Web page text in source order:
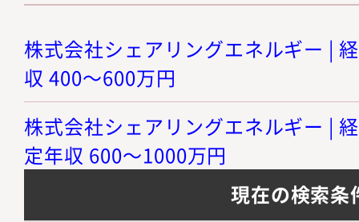
株式会社シェアリングエネルギー |
収 400～600万円
株式会社シェアリングエネルギー |
定年収 600～1000万円
現在の検索条